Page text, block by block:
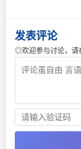
发表评论
◎欢迎参与讨论，请